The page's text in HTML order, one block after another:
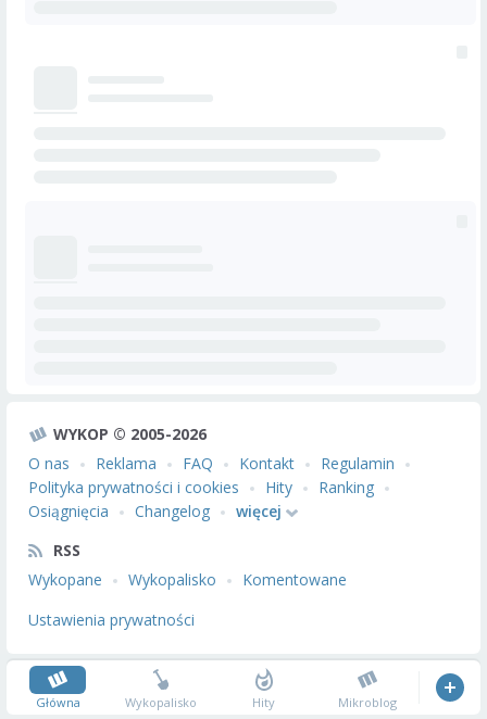
WYKOP © 2005-2026
O nas
Reklama FAQ Kontakt
Regulamin
Polityka prywatności i cookies
Hity
Ranking
Osiągnięcia
Changelog
więcej
RSS
Wykopane
Wykopalisko
Komentowane
Ustawienia prywatności
Główna Wykopalisko Hity Mikroblog